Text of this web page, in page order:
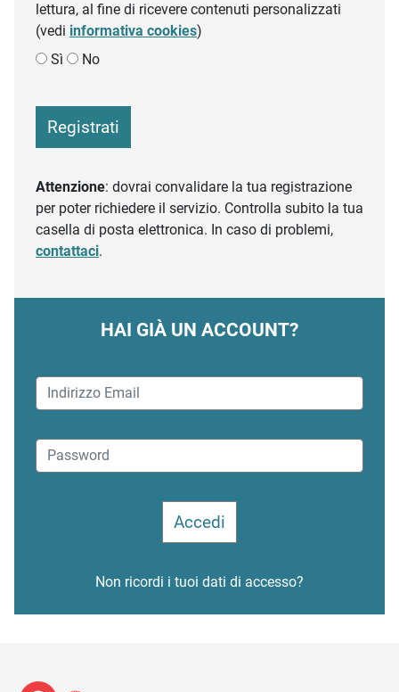
lettura, al fine di ricevere contenuti personalizzati
(vedi informativa cookies)
Sì
No
Registrati
Attenzione: dovrai convalidare la tua registrazione
per poter richiedere il servizio. Controlla subito la tua
casella di posta elettronica. In caso di problemi,
contattaci.
HAI GIÀ UN ACCOUNT?
Non ricordi i tuoi dati di accesso?